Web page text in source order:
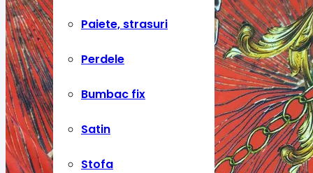
Paiete, strasuri
Perdele
Bumbac fix
Satin
Stofa